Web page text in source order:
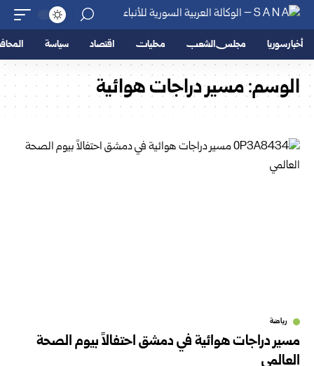
أخبار سوريا مجلس الشعب محليات اقتصاد سياسة
الوسم:مسير دراجات هوائية
رياضة
مسير دراجات هوائية في دمشق احتفالاً بيوم الصحة
العالمي